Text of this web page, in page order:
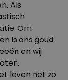
Als
Om
is ons goud
en wij
leven net zo